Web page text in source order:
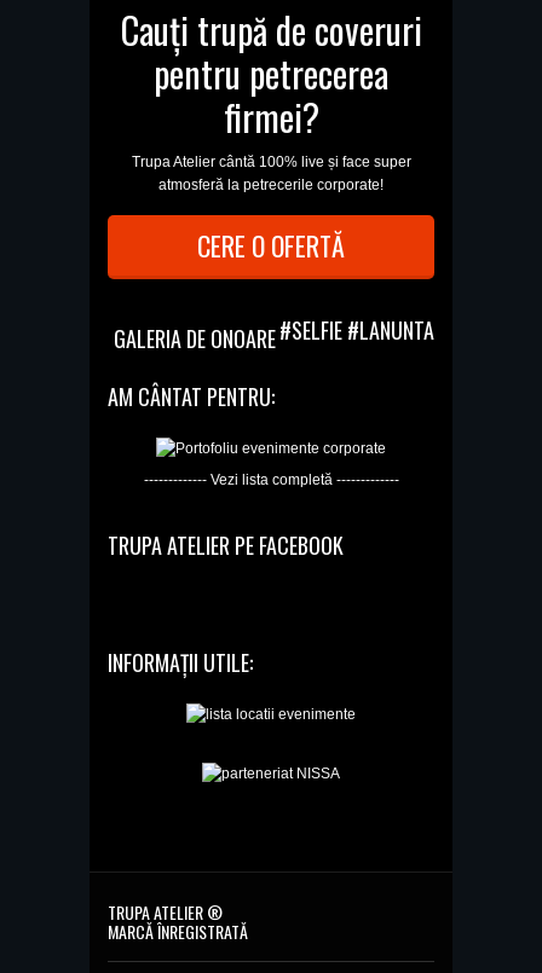
Cauți trupă de coveruri
pentru petrecerea
firmei?
Trupa Atelier cântă 100% live și face super
atmosferă la petrecerile corporate!
CERE O OFERTĂ
GALERIA DE ONOARE#SELFIE #LANUNTA
AM CÂNTAT PENTRU:
------------- Vezi lista completă -------------
TRUPA ATELIER PE FACEBOOK
INFORMAȚII UTILE:
TRUPA ATELIER ®
MARCĂ ÎNREGISTRATĂ